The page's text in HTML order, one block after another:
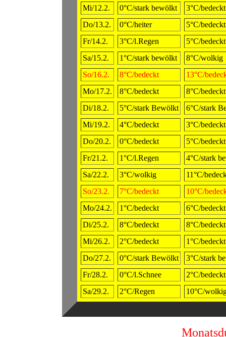
Mi/12.2.
0°C/stark bewölkt
3°C/bedeckt
Do/13.2.
0°C/heiter
5°C/bedeckt
Fr/14.2.
3°C/l.Regen
5°C/bedeckt
Sa/15.2.
1°C/stark bewölkt
8°C/wolkig
So/16.2.
8°C/bedeckt
13°C/
Mo/17.2.
8°C/bedeckt
8°C/bedeckt
Di/18.2.
5°C/stark Bewölkt
6°C/stark
Mi/19.2.
4°C/bedeckt
3°C/bedeckt
Do/20.2.
0°C/bedeckt
5°C/bedeckt
Fr/21.2.
1°C/l.Regen
4°C/stark
Sa/22.2.
3°C/wolkig
11°C/
So/23.2.
7°C/bedeckt
10°C/
Mo/24.2.
1°C/bedeckt
6°C/bedeckt
Di/25.2.
8°C/bedeckt
8°C/bedeckt
Mi/26.2.
2°C/bedeckt
1°C/bedeckt
Do/27.2.
0°C/stark Bewölkt
3°C/stark
Fr/28.2.
0°C/l.Schnee
2°C/bedeckt
Sa/29.2.
2°C/Regen 10°C/